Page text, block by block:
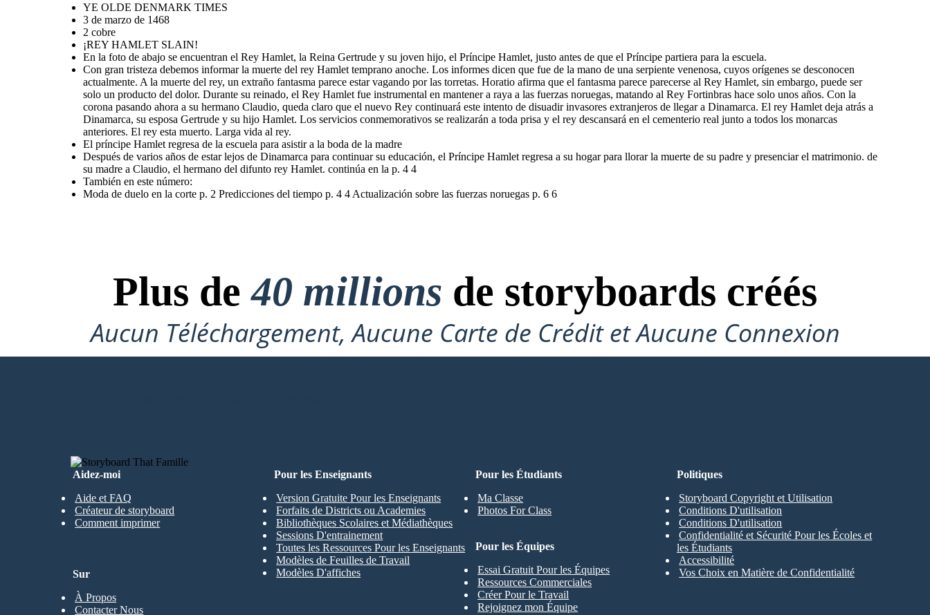
YE OLDE DENMARK TIMES
3 de marzo de 1468
2 cobre
¡REY HAMLET SLAIN!
En la foto de abajo se encuentran el Rey Hamlet, la Reina Gertrude y su joven hijo, el Príncipe Hamlet, justo antes de que el Príncipe partiera para la escuela.
Con gran tristeza debemos informar la muerte del rey Hamlet temprano anoche. Los informes dicen que fue de la mano de una serpiente venenosa, cuyos orígenes se desconocen
actualmente. A la muerte del rey, un extraño fantasma parece estar vagando por las torretas. Horatio afirma que el fantasma parece parecerse al Rey Hamlet, sin embargo, puede ser
solo un producto del dolor. Durante su reinado, el Rey Hamlet fue instrumental en mantener a raya a las fuerzas noruegas, matando al Rey Fortinbras hace solo unos años. Con la
corona pasando ahora a su hermano Claudio, queda claro que el nuevo Rey continuará este intento de disuadir invasores extranjeros de llegar a Dinamarca. El rey Hamlet deja atrás a
Dinamarca, su esposa Gertrude y su hijo Hamlet. Los servicios conmemorativos se realizarán a toda prisa y el rey descansará en el cementerio real junto a todos los monarcas
anteriores. El rey esta muerto. Larga vida al rey.
El príncipe Hamlet regresa de la escuela para asistir a la boda de la madre
Después de varios años de estar lejos de Dinamarca para continuar su educación, el Príncipe Hamlet regresa a su hogar para llorar la muerte de su padre y presenciar el matrimonio. de
su madre a Claudio, el hermano del difunto rey Hamlet. continúa en la p. 4 4
También en este número:
Moda de duelo en la corte p. 2 Predicciones del tiempo p. 4 4 Actualización sobre las fuerzas noruegas p. 6 6
Plus de40 millions de storyboards créés
Aucun Téléchargement, Aucune Carte de Crédit et Aucune Connexion
Nécessaire Pour Essayer !
Aidez-moi
Aide et FAQ
Créateur de storyboard
Comment imprimer
Pour les Étudiants
Ma Classe
Photos For Class
Pour les Enseignants
Version Gratuite Pour les Enseignants
Forfaits de Districts ou Academies
Bibliothèques Scolaires et Médiathèques
Sessions D'entrainement
Toutes les Ressources Pour les Enseignants
Modèles de Feuilles de Travail
Modèles D'affiches
Pour les Équipes
Essai Gratuit Pour les Équipes
Ressources Commerciales
Créer Pour le Travail
Rejoignez mon Équipe
Sur
À Propos
Contacter Nous
Politiques
Storyboard Copyright et Utilisation
Conditions D'utilisation
Conditions D'utilisation
Confidentialité et Sécurité Pour les Écoles et
les Étudiants
Accessibilité
Vos Choix en Matière de Confidentialité